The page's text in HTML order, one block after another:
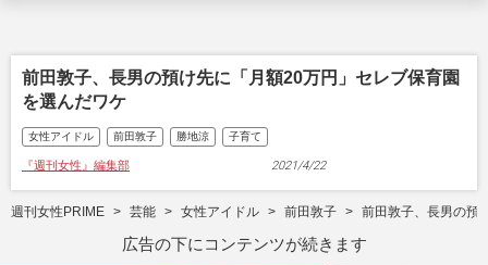
前田敦子、長男の預け先に「月額20万円」セレブ保育園
を選んだワケ
女性アイドル 前田敦子 勝地涼 子育て
『週刊女性』編集部 2021/4/22
週刊女性PRIME 芸能 女性アイドル 前田敦子 前田敦子、長男の預
広告の下にコンテンツが続きます